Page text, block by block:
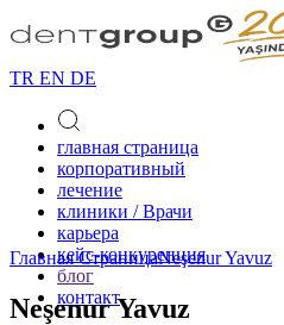
TR EN DE
главная страница
корпоративный
лечение
клиники / Врачи
карьера
кейс-конкуренция
блог
контакт
Главная СтраницаNeşenur Yavuz
Neşenur Yavuz